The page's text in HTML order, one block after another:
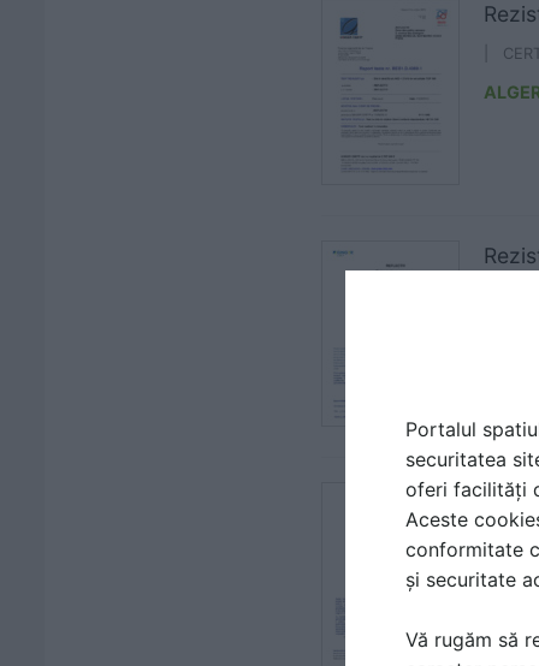
|
|
Portalul
securitatea
oferi facilități
Aceste
conformitate
și securitate
Vă rugăm să